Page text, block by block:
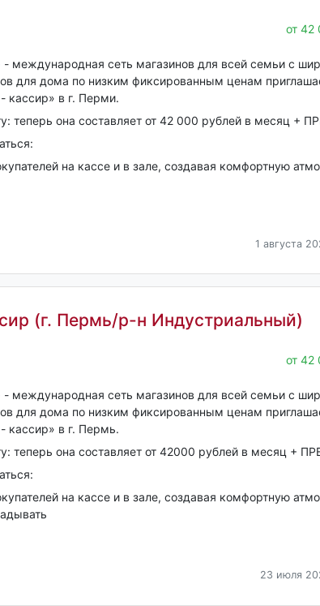
от 42
- международная сеть магазинов для всей семьи с
для дома по низким фиксированным ценам
кассир» в г. Перми.
теперь она составляет от 42 000 рублей в месяц +
на кассе и в зале, создавая комфортную
1 августа
(г. Пермь/р-н Индустриальный)
от 42
- международная сеть магазинов для всей семьи с
для дома по низким фиксированным ценам
кассир» в г. Пермь.
теперь она составляет от 42000 рублей в месяц +
на кассе и в зале, создавая комфортную
23 июля